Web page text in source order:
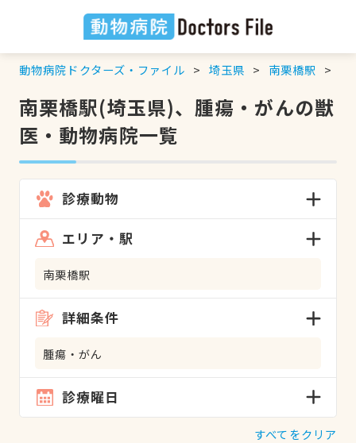
動物病院ドクターズ・ファイル 埼玉県 南栗橋駅
南栗橋駅(埼玉県)、腫瘍・がんの獣
医・動物病院一覧
診療動物
エリア・駅
南栗橋駅
詳細条件
腫瘍・がん
診療曜日
すべてをクリア